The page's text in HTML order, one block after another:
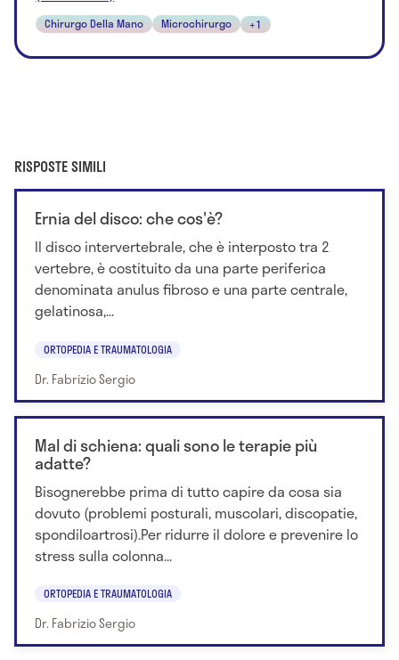
Chirurgo Della Mano Microchirurgo +1
RISPOSTE SIMILI
Ernia del disco: che cos'è?
Il disco intervertebrale, che è interposto tra 2
vertebre, è costituito da una parte periferica
denominata anulus fibroso e una parte centrale,
gelatinosa,...
ORTOPEDIA E TRAUMATOLOGIA
Dr. Fabrizio Sergio
Mal di schiena: quali sono le terapie più
adatte?
Bisognerebbe prima di tutto capire da cosa sia
dovuto (problemi posturali, muscolari, discopatie,
spondiloartrosi).Per ridurre il dolore e prevenire lo
stress sulla colonna...
ORTOPEDIA E TRAUMATOLOGIA
Dr. Fabrizio Sergio